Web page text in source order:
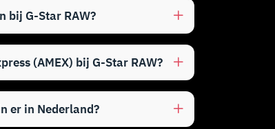
bij G-Star RAW?
(AMEX) bij G-Star RAW?
er in Nederland?